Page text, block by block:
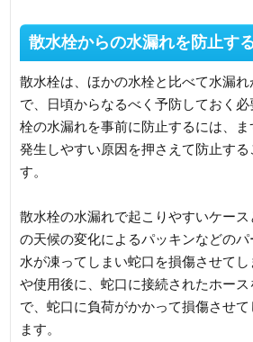
散水栓からの水漏れを防止す
散水栓は、ほかの水栓と比べて水漏
で、日頃からなるべく予防しておく
栓の水漏れを事前に防止するには、
発生しやすい原因を押さえて防止す
す。
散水栓の水漏れで起こりやすいケー
の天候の変化によるパッキンなどの
水が凍ってしまい蛇口を損傷させて
や使用後に、蛇口に接続されたホース
で、蛇口に負荷がかかって損傷させ
ます。